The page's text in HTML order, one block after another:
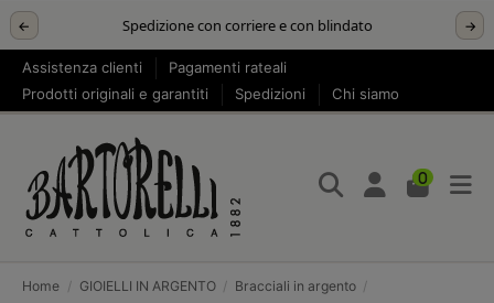
← Spedizione con corriere e con blindato →
Assistenza clienti
Pagamenti rateali
Prodotti originali e garantiti
Spedizioni Chi siamo
0
Home GIOIELLI IN ARGENTO
Bracciali in argento